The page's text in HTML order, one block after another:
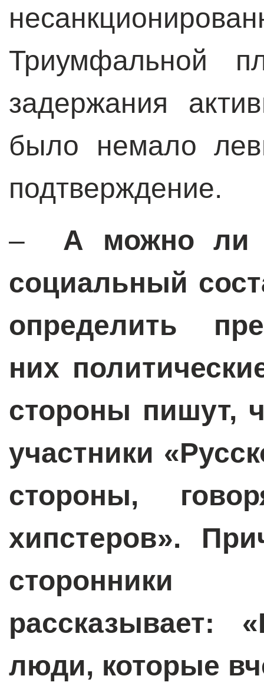
Триумфальной
задержания
было немало
подтверждение.
– А можно ли
социальный
определить
них
стороны пишут,
участники
стороны,
хипстеров».
сторонники
рассказывает:
люди, которые